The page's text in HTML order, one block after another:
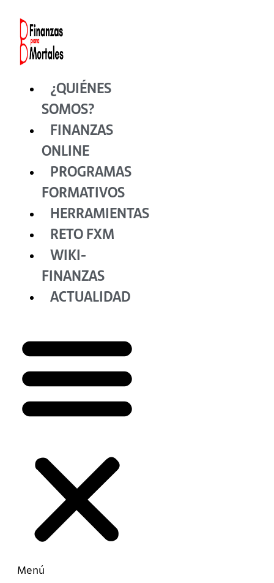
contenido
¿QUIÉNES
SOMOS?
FINANZAS
ONLINE
PROGRAMAS
FORMATIVOS
HERRAMIENTAS
RETO FXM
WIKI-
FINANZAS
ACTUALIDAD
Menú